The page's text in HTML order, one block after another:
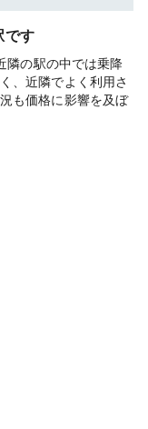
です
隣の駅の中では乗降
、近隣でよく利用さ
も価格に影響を及ぼ